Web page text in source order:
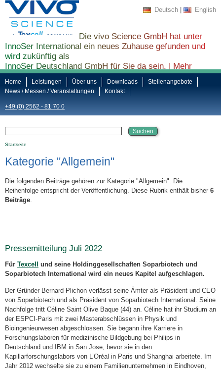
Deutsch English
Die vivo Science GmbH hat unter
InnoSer International ein neues Zuhause gefunden und
wird zukünftig als
InnoSer Deutschland GmbH für Sie da sein. | Mehr
Informationen finden Sie hier ...
Home Leistungen Über uns Downloads
Stellenangebote
News / Messen / Veranstaltungen
Kontakt
+49 (0) 2562 - 81 70 0
Startseite
Kategorie "Allgemein"
Die folgenden Beiträge gehören zur Kategorie "Allgemein". Die
Reihenfolge entspricht der Veröffentlichung. Diese Rubrik enthält bisher 6
Beiträge.
Pressemitteilung Juli 2022
Für Texcell und seine Holdinggesellschaften Soparbiotech und
Soparbiotech International wird ein neues Kapitel aufgeschlagen.
Der Gründer Bernard Plichon verlässt seine Ämter als Präsident und CEO
von Soparbiotech und als Präsident von Soparbiotech International. Seine
Nachfolge tritt Céline Saint Olive Baque (44) an. Céline hat ihr Studium an
der ESPCI-Paris mit zwei Masterabschlüssen in Physik und
Bioingenieurwesen abgeschlossen. Sie begann ihre Karriere in
Forschungslaboren für medizinische Bildgebung bei Philips in
Deutschland und IBM in San Jose, bevor sie in den
Kapillarforschungslabors von L’Oréal in Paris und Shanghai arbeitete. Im
Jahr 2012 wechselte sie zu einem Familienunternehmen in Eindhoven,